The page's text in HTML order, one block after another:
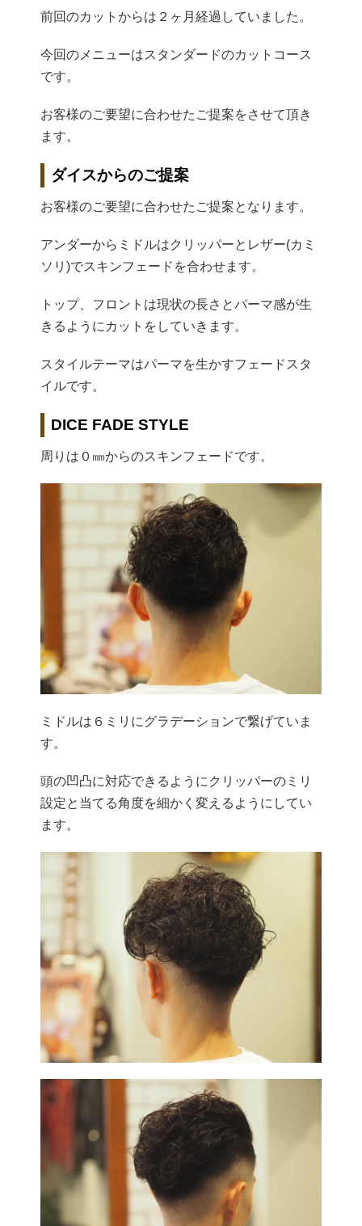
前回のカットからは２ヶ月経過していました。
今回のメニューはスタンダードのカットコース
です。
お客様のご要望に合わせたご提案をさせて頂き
ます。
ダイスからのご提案
お客様のご要望に合わせたご提案となります。
アンダーからミドルはクリッパーとレザー(カミ
ソリ)でスキンフェードを合わせます。
トップ、フロントは現状の長さとパーマ感が生
きるようにカットをしていきます。
スタイルテーマはパーマを生かすフェードスタ
イルです。
DICE FADE STYLE
周りは０㎜からのスキンフェードです。
ミドルは６ミリにグラデーションで繋げていま
す。
頭の凹凸に対応できるようにクリッパーのミリ
設定と当てる角度を細かく変えるようにしてい
ます。